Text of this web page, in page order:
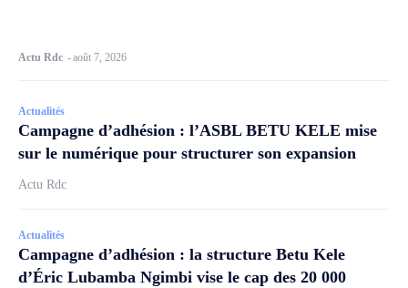
Actu Rdc -août 7, 2026
Actualités
Campagne d’adhésion : l’ASBL BETU KELE mise
sur le numérique pour structurer son expansion
Actu Rdc
Actualités
Campagne d’adhésion : la structure Betu Kele
d’Éric Lubamba Ngimbi vise le cap des 20 000